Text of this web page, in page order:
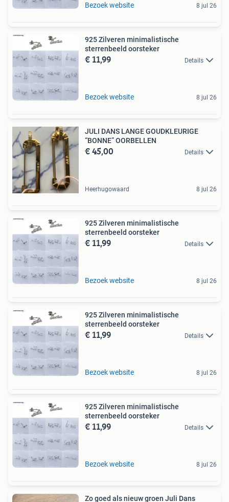
Bezoek website 8 jul 26
925 Zilveren minimalistische
sterrenbeeld oorsteker
€ 11,99 Details
Bezoek website 8 jul 26
JULI DANS LANGE GOUDKLEURIGE
“BONNE” OORBELLEN
€ 45,00 Details
Heerhugowaard 8 jul 26
925 Zilveren minimalistische
sterrenbeeld oorsteker
€ 11,99 Details
Bezoek website 8 jul 26
925 Zilveren minimalistische
sterrenbeeld oorsteker
€ 11,99 Details
Bezoek website 8 jul 26
925 Zilveren minimalistische
sterrenbeeld oorsteker
€ 11,99 Details
Bezoek website 8 jul 26
Zo goed als nieuw groen Juli Dans